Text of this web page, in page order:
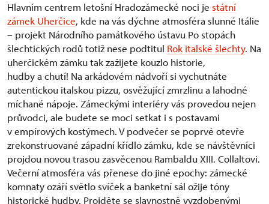
Hlavním centrem letošní Hradozámecké noci je státní
zámek Uherčice, kde na vás dýchne atmosféra slunné Itálie
– projekt Národního památkového ústavu Po stopách
šlechtických rodů totiž nese podtitul Rok italské šlechty. Na
uherčickém zámku tak zažijete kouzlo historie,
hudby a chutí! Na arkádovém nádvoří si vychutnáte
autentickou italskou pizzu, osvěžující zmrzlinu a lahodné
míchané nápoje. Zámeckými interiéry vás provedou nejen
průvodci, ale budete se moci setkat i s postavami
v empírových kostýmech. V podvečer se poprvé otevře
zrekonstruované západní křídlo zámku, kde se návštěvníci
projdou novou trasou zasvěcenou Rambaldu XIII. Collaltovi.
Večerní atmosféra vás přenese do jiné epochy: zámecké
komnaty ozáří světlo svíček a banketní sál ožije tóny
historické hudby. Projděte se slavnostně vyzdobenými